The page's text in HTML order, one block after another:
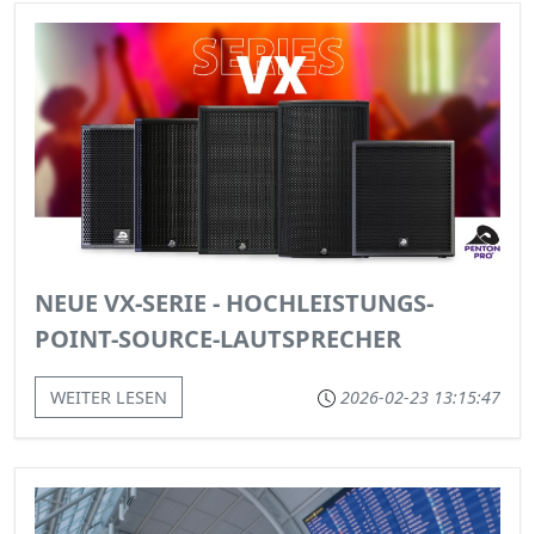
NEUE VX-SERIE - HOCHLEISTUNGS-
POINT-SOURCE-LAUTSPRECHER
WEITER LESEN 2026-02-23 13:15:47